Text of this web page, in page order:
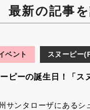
最新の記事
ベント スヌーピー
ピーの誕生日！「ス
サンタローザにある